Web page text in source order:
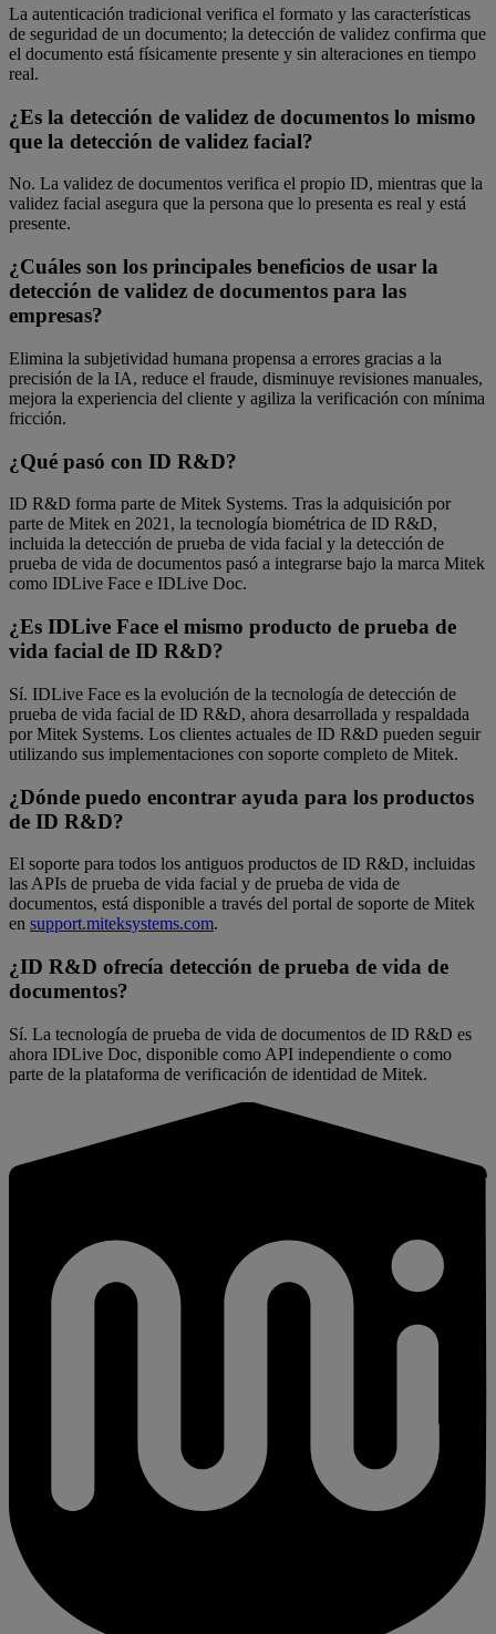
La autenticación tradicional verifica el formato y las características
de seguridad de un documento; la detección de validez confirma que
el documento está físicamente presente y sin alteraciones en tiempo
real.
¿Es la detección de validez de documentos lo mismo
que la detección de validez facial?
No. La validez de documentos verifica el propio ID, mientras que la
validez facial asegura que la persona que lo presenta es real y está
presente.
¿Cuáles son los principales beneficios de usar la
detección de validez de documentos para las
empresas?
Elimina la subjetividad humana propensa a errores gracias a la
precisión de la IA, reduce el fraude, disminuye revisiones manuales,
mejora la experiencia del cliente y agiliza la verificación con mínima
fricción.
¿Qué pasó con ID R&D?
ID R&D forma parte de Mitek Systems. Tras la adquisición por
parte de Mitek en 2021, la tecnología biométrica de ID R&D,
incluida la detección de prueba de vida facial y la detección de
prueba de vida de documentos pasó a integrarse bajo la marca Mitek
como IDLive Face e IDLive Doc.
¿Es IDLive Face el mismo producto de prueba de
vida facial de ID R&D?
Sí. IDLive Face es la evolución de la tecnología de detección de
prueba de vida facial de ID R&D, ahora desarrollada y respaldada
por Mitek Systems. Los clientes actuales de ID R&D pueden seguir
utilizando sus implementaciones con soporte completo de Mitek.
¿Dónde puedo encontrar ayuda para los productos
de ID R&D?
El soporte para todos los antiguos productos de ID R&D, incluidas
las APIs de prueba de vida facial y de prueba de vida de
documentos, está disponible a través del portal de soporte de Mitek
en support.miteksystems.com.
¿ID R&D ofrecía detección de prueba de vida de
documentos?
Sí. La tecnología de prueba de vida de documentos de ID R&D es
ahora IDLive Doc, disponible como API independiente o como
parte de la plataforma de verificación de identidad de Mitek.